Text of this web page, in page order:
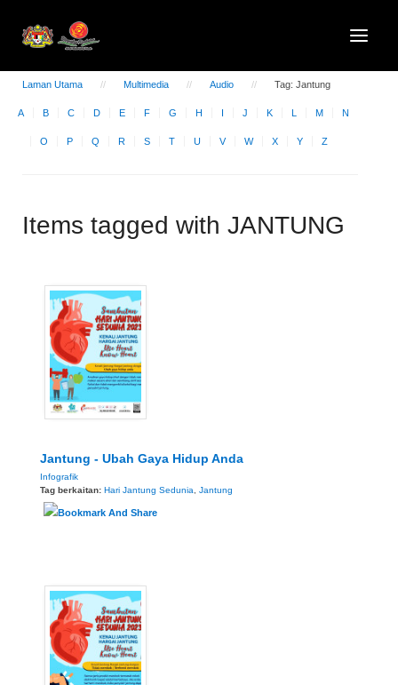
Laman Utama Multimedia Audio Tag: Jantung
A B C D E F G H I J K L M N
O P Q R S T U V W X Y Z
Items tagged with JANTUNG
Jantung - Ubah Gaya Hidup Anda
Infografik
Tag berkaitan: Hari Jantung Sedunia Jantung